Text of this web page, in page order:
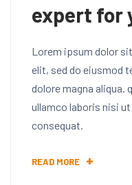
expert for
Lorem ipsum dolor
elit, sed do eiusmod
dolore magna aliqua.
ullamco laboris nisi
consequat.
READ MORE